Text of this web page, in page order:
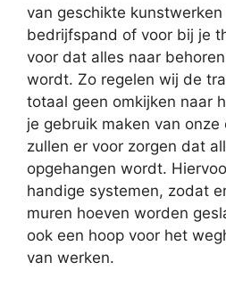
van geschikte
bedrijfspand of voor bij je
voor dat alles naar
wordt. Zo regelen wij de
totaal geen omkijken naar
je gebruik maken van onze
zullen er voor zorgen dat
opgehangen wordt.
handige systemen, zodat
muren hoeven worden
ook een hoop voor het
van werken.